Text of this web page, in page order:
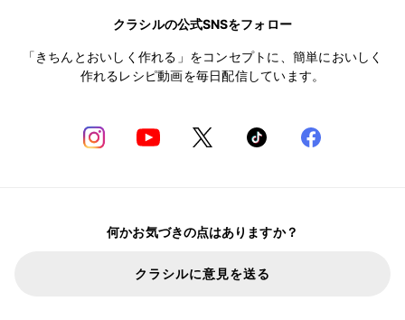
クラシルの公式SNSをフォロー
「きちんとおいしく作れる」をコンセプトに、簡単においしく
作れるレシピ動画を毎日配信しています。
何かお気づきの点はありますか？
クラシルに意見を送る